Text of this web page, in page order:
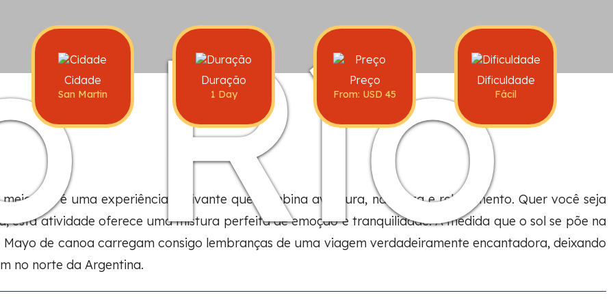
Río
Cidade
San Martin
Duração
1 Day
Preço
From: USD 45
Dificuldade
Fácil
dia, é uma experiência cativante que combina aventura, natureza e relaxamento. Quer você seja
esta atividade oferece uma mistura perfeita de emoção e tranquilidade. À medida que o sol se põe na
de canoa carregam consigo lembranças de uma viagem verdadeiramente encantadora, deixando
no norte da Argentina.